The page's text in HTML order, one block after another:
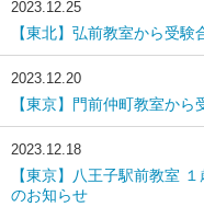
2023.12.25
【東北】弘前教室から受
2023.12.20
【東京】門前仲町教室か
2023.12.18
【東京】八王子駅前教室
のお知らせ